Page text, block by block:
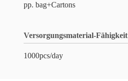
pp. bag+Cartons
Versorgungsmaterial-Fähigkeit
1000pcs/day